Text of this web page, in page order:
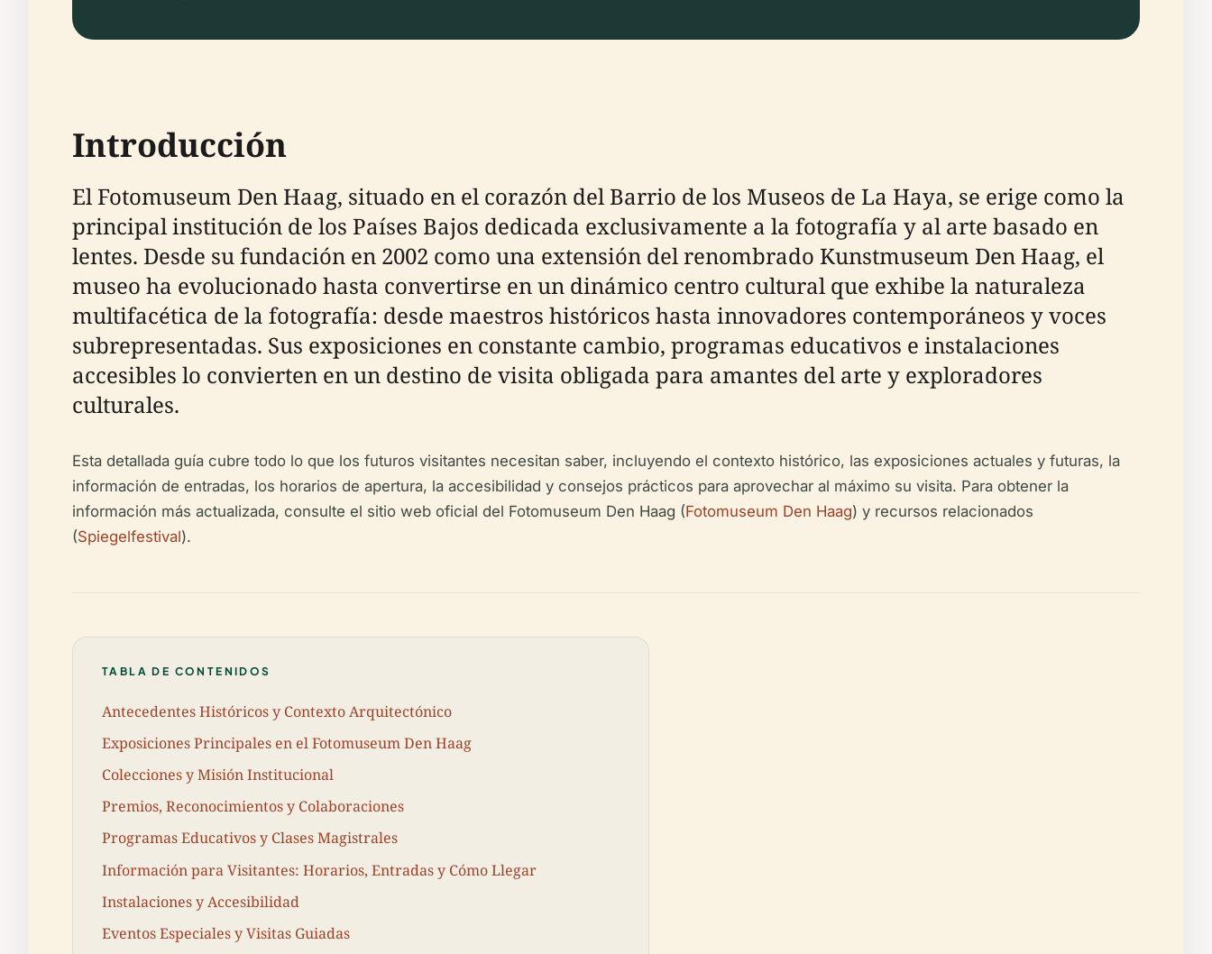
Introducción
El Fotomuseum Den Haag, situado en el corazón del Barrio de los Museos de La Haya, se erige como la
principal institución de los Países Bajos dedicada exclusivamente a la fotografía y al arte basado en
lentes. Desde su fundación en 2002 como una extensión del renombrado Kunstmuseum Den Haag, el
museo ha evolucionado hasta convertirse en un dinámico centro cultural que exhibe la naturaleza
multifacética de la fotografía: desde maestros históricos hasta innovadores contemporáneos y voces
subrepresentadas. Sus exposiciones en constante cambio, programas educativos e instalaciones
accesibles lo convierten en un destino de visita obligada para amantes del arte y exploradores
culturales.
Esta detallada guía cubre todo lo que los futuros visitantes necesitan saber, incluyendo el contexto histórico, las exposiciones actuales y futuras, la
información de entradas, los horarios de apertura, la accesibilidad y consejos prácticos para aprovechar al máximo su visita. Para obtener la
información más actualizada, consulte el sitio web oficial del Fotomuseum Den Haag (Fotomuseum Den Haag) y recursos relacionados
(Spiegelfestival).
TABLA DE CONTENIDOS
Antecedentes Históricos y Contexto Arquitectónico
Exposiciones Principales en el Fotomuseum Den Haag
Colecciones y Misión Institucional
Premios, Reconocimientos y Colaboraciones
Programas Educativos y Clases Magistrales
Información para Visitantes: Horarios, Entradas y Cómo Llegar
Instalaciones y Accesibilidad
Eventos Especiales y Visitas Guiadas